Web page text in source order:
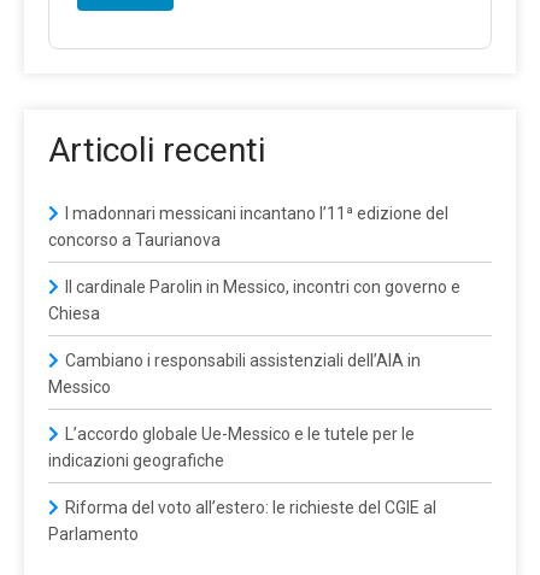
Articoli recenti
I madonnari messicani incantano l’11ª edizione del
concorso a Taurianova
Il cardinale Parolin in Messico, incontri con governo e
Chiesa
Cambiano i responsabili assistenziali dell’AIA in
Messico
L’accordo globale Ue-Messico e le tutele per le
indicazioni geografiche
Riforma del voto all’estero: le richieste del CGIE al
Parlamento